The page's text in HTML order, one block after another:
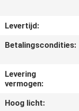
VERZOEK
OM
CITAAT
NEWS
Levertijd:
Betalingscondities:
Levering
vermogen:
Hoog licht: